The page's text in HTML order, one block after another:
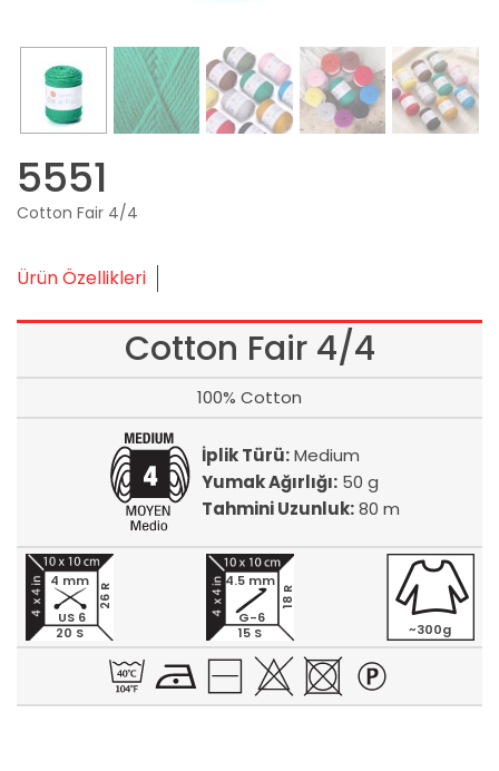
5551
Cotton Fair 4/4
Ürün Özellikleri
Cotton Fair 4/4
100% Cotton
İplik Türü:Medium
Yumak Ağırlığı: 50 g
Tahmini Uzunluk:80 m
20 S
26 R
4 mm
US 6
15 S
18 R
4.5 mm
G-6
~300g